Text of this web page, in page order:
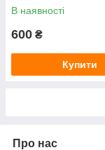
В наявності
600 ₴
Купити
Про нас